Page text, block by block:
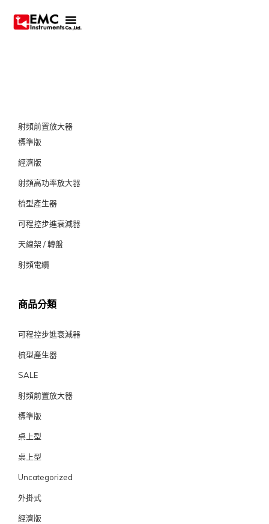
射頻前置放大器
標準版
經濟版
射頻高功率放大器
梳型產生器
可程控步進衰減器
天線架 / 轉盤
射頻電纜
商品分類
可程控步進衰減器
梳型產生器
SALE
射頻前置放大器
標準版
桌上型
桌上型
Uncategorized
外掛式
經濟版